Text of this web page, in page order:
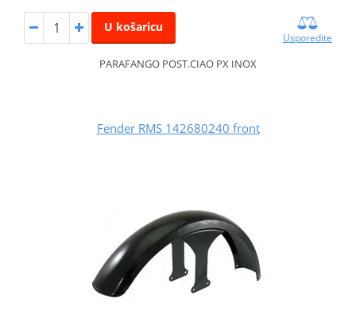
U košaricu
Usporedite
PARAFANGO POST.CIAO PX INOX
Fender RMS 142680240 front